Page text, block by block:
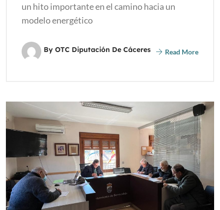
un hito importante en el camino hacia un
modelo energético
By OTC Diputación De Cáceres Read More